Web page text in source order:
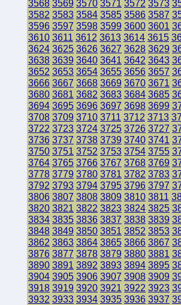
3568 3569 3570 3571 3572 3573
3582 3583 3584 3585 3586 3587
3596 3597 3598 3599 3600 3601
3610 3611 3612 3613 3614 3615
3624 3625 3626 3627 3628 3629
3638 3639 3640 3641 3642 3643
3652 3653 3654 3655 3656 3657
3666 3667 3668 3669 3670 3671
3680 3681 3682 3683 3684 3685
3694 3695 3696 3697 3698 3699
3708 3709 3710 3711 3712 3713
3722 3723 3724 3725 3726 3727
3736 3737 3738 3739 3740 3741
3750 3751 3752 3753 3754 3755
3764 3765 3766 3767 3768 3769
3778 3779 3780 3781 3782 3783
3792 3793 3794 3795 3796 3797
3806 3807 3808 3809 3810 3811
3820 3821 3822 3823 3824 3825
3834 3835 3836 3837 3838 3839
3848 3849 3850 3851 3852 3853
3862 3863 3864 3865 3866 3867
3876 3877 3878 3879 3880 3881
3890 3891 3892 3893 3894 3895
3904 3905 3906 3907 3908 3909
3918 3919 3920 3921 3922 3923
3932 3933 3934 3935 3936 3937